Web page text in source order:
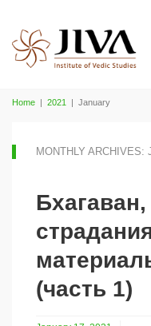
Home | 2021 | January
MONTHLY ARCHIVES:
(часть 1)